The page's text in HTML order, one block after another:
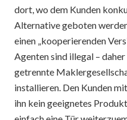
dort, wo dem Kunden
Alternative geboten
einen „kooperierenden
Agenten sind illegal –
getrennte
installieren. Den Kunden
ihn kein geeignetes